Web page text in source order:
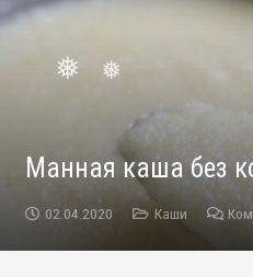
Манная каша без
02.04.2020 Каши